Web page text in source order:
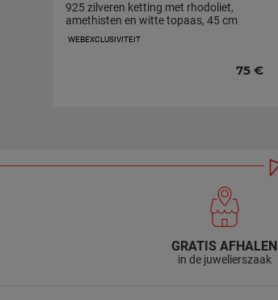
925 zilveren ketting met rhodoliet,
amethisten en witte topaas, 45 cm
WEBEXCLUSIVITEIT
75 €
GRATIS AFHALEN
in de juwelierszaak